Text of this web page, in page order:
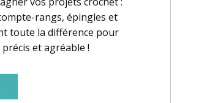
rangs, épingles et
toute la différence pour
et agréable !